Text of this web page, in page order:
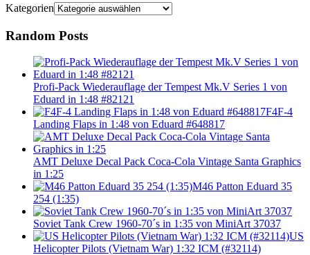
Kategorien
Random Posts
Profi-Pack Wiederauflage der Tempest Mk.V Series 1 von
Eduard in 1:48 #82121
F4F-4
Landing Flaps in 1:48 von Eduard #648817
AMT Deluxe Decal Pack Coca-Cola Vintage Santa Graphics
in 1:25
M46 Patton Eduard 35
254 (1:35)
Soviet Tank Crew 1960-70´s in 1:35 von MiniArt 37037
US
Helicopter Pilots (Vietnam War) 1:32 ICM (#32114)